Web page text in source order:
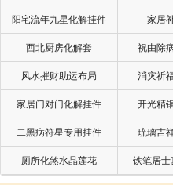
《易经》第七卦 师 地
《易经》第八卦 比 水
《易经》第九卦 小畜
《易经》第十卦 履 天
阳宅流年九星化解挂件 家居
西北厨房化解套 祝由除
风水摧财助运布局 消灾祈
家居门对门化解挂件 开光精
二黑病符星专用挂件 琉璃吉
厕所化煞水晶莲花 铁笔居